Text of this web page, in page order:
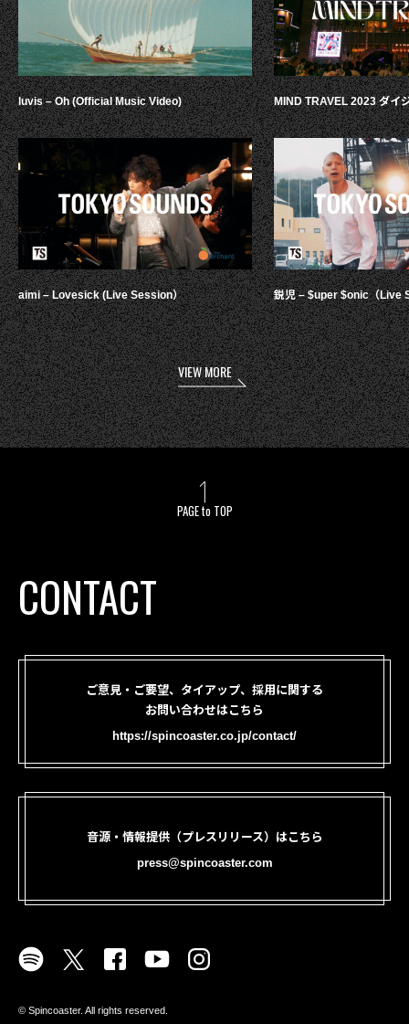
luvis – Oh (Official Music Video)
aimi – Lovesick (Live Session）
MIND TRAVEL 2023 ダイ
鋭児 – $uper $onic（Live
VIEW MORE
PAGE to TOP
CONTACT
ご意見・ご要望、タイアップ、採用に関する
お問い合わせはこちら
https://spincoaster.co.jp/contact/
音源・情報提供（プレスリリース）はこちら
press@spincoaster.com
©︎ Spincoaster. All rights reserved.